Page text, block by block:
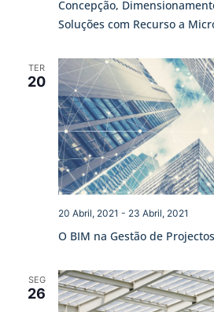
Concepção,
Soluções com Recurso a
TER
20
O BIM na Gestão de
20 Abril, 2021 - 23 Abril, 2021
SEG
26